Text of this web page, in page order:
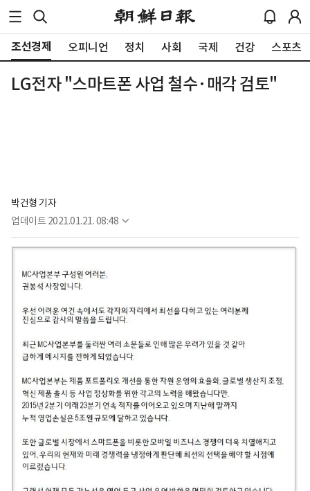
조선경제 오피니언 정치 사회 국제 건강 스포츠
LG전자 "스마트폰 사업 철수·매각 검토"
박건형 기자
업데이트 2021.01.21. 08:48